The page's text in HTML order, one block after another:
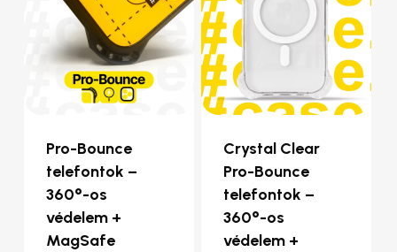
Pro-Bounce
telefontok –
360°-os
védelem +
MagSafe
Crystal Clear
Pro-Bounce
telefontok –
360°-os
védelem +